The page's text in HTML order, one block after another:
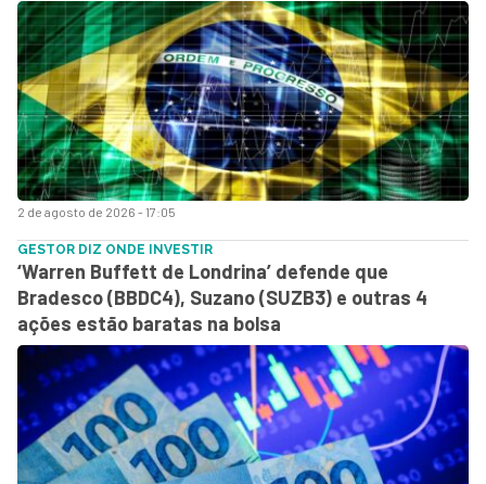
2 de agosto de 2026 - 17:05
GESTOR DIZ ONDE INVESTIR
‘Warren Buffett de Londrina’ defende que
Bradesco (BBDC4), Suzano (SUZB3) e outras 4
ações estão baratas na bolsa